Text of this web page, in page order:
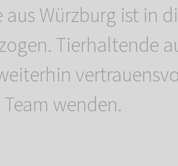
aus Würzburg ist in
Tierhaltende
wenden.